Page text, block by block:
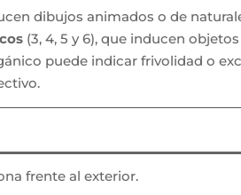
dibujos animados o de
(3, 4, 5 y 6), que inducen
puede indicar frivolidad o
frente al exterior.